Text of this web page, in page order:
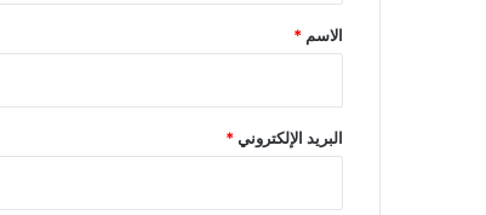
*
الاسم *
البريد الإلكتروني*